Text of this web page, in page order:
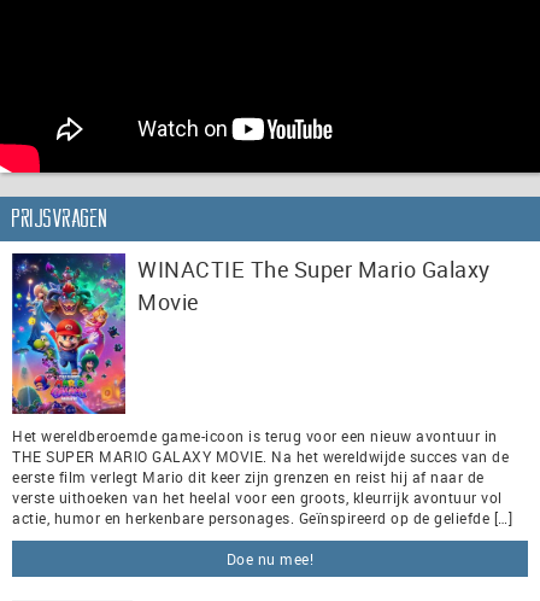
Prijsvragen
WINACTIE The Super Mario Galaxy
Movie
Het wereldberoemde game-icoon is terug voor een nieuw avontuur in
THE SUPER MARIO GALAXY MOVIE. Na het wereldwijde succes van de
eerste film verlegt Mario dit keer zijn grenzen en reist hij af naar de
verste uithoeken van het heelal voor een groots, kleurrijk avontuur vol
actie, humor en herkenbare personages. Geïnspireerd op de geliefde […]
Doe nu mee!